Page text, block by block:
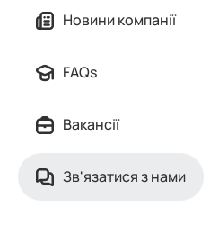
Новини компанії
FAQs
Вакансії
Зв'язатися з нами